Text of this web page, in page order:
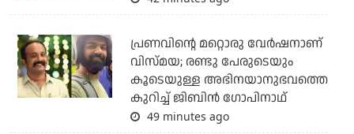
പ്രണവിന്റെ മറ്റൊരു വേർഷനാണ്
വിസ്മയ; രണ്ടു പേരുടെയും
കൂടെയുള്ള അഭിനയാനുഭവത്തെ
കുറിച്ച് ജിബിൻ ഗോപിനാഥ്
49 minutes ago